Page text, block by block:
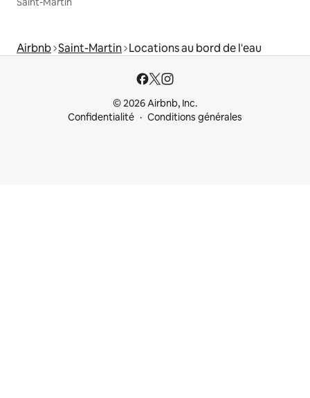
Airbnb Saint-Martin Locations au bord de l'eau
© 2026 Airbnb, Inc.
Confidentialité
Conditions générales